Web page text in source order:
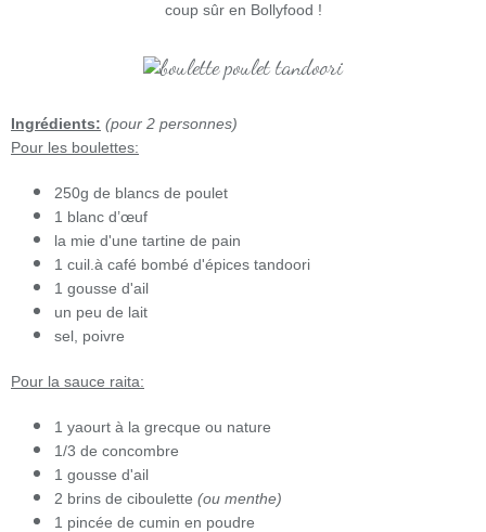
coup sûr en Bollyfood !
Ingrédients: (pour 2 personnes)
Pour les boulettes:
250g de blancs de poulet
1 blanc d’œuf
la mie d'une tartine de pain
1 cuil.à café bombé d'épices tandoori
1 gousse d'ail
un peu de lait
sel, poivre
Pour la sauce raita:
1 yaourt à la grecque ou nature
1/3 de concombre
1 gousse d'ail
2 brins de ciboulette (ou menthe)
1 pincée de cumin en poudre